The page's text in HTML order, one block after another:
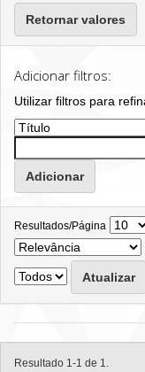
Retornar valores
Adicionar filtros:
Utilizar filtros para
Resultados/Página
Resultado 1-1 de 1.